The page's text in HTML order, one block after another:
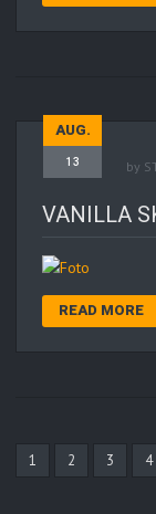
AUG.
13 by
VANILLA
READ MORE
1 2 3 4